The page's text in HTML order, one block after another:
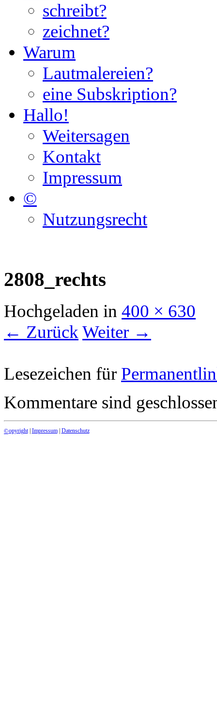
schreibt?
zeichnet?
Warum
Lautmalereien?
eine Subskription?
Hallo!
Weitersagen
Kontakt
Impressum
©
Nutzungsrecht
2808_rechts
Hochgeladen in 400 × 630
← Zurück Weiter →
Lesezeichen für
Kommentare sind
©opyright| Impressum| Datenschutz